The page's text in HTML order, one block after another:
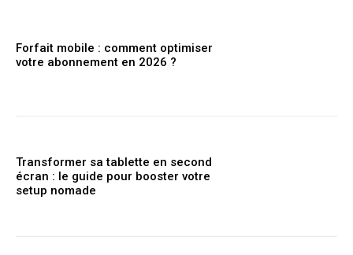
Forfait mobile : comment optimiser
votre abonnement en 2026 ?
Transformer sa tablette en second
écran : le guide pour booster votre
setup nomade